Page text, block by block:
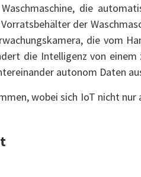
die
der
die vom
die Intelligenz von
autonom Daten
wobei sich IoT nicht